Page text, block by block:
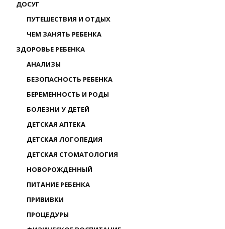
ДОСУГ
ПУТЕШЕСТВИЯ И ОТДЫХ
ЧЕМ ЗАНЯТЬ РЕБЕНКА
ЗДОРОВЬЕ РЕБЕНКА
АНАЛИЗЫ
БЕЗОПАСНОСТЬ РЕБЕНКА
БЕРЕМЕННОСТЬ И РОДЫ
БОЛЕЗНИ У ДЕТЕЙ
ДЕТСКАЯ АПТЕКА
ДЕТСКАЯ ЛОГОПЕДИЯ
ДЕТСКАЯ СТОМАТОЛОГИЯ
НОВОРОЖДЕННЫЙ
ПИТАНИЕ РЕБЕНКА
ПРИВИВКИ
ПРОЦЕДУРЫ